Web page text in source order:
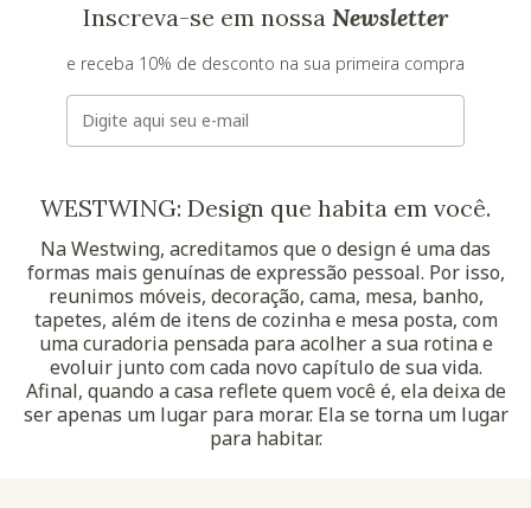
Inscreva-se em nossa Newsletter
e receba 10% de desconto na sua primeira compra
E-mail
WESTWING: Design que habita em você.
Na Westwing, acreditamos que o design é uma das
formas mais genuínas de expressão pessoal. Por isso,
reunimos móveis, decoração, cama, mesa, banho,
tapetes, além de itens de cozinha e mesa posta, com
uma curadoria pensada para acolher a sua rotina e
evoluir junto com cada novo capítulo de sua vida.
Afinal, quando a casa reflete quem você é, ela deixa de
ser apenas um lugar para morar. Ela se torna um lugar
para habitar.